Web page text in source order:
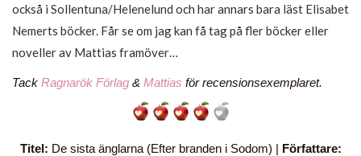
också i Sollentuna/Helenelund och har annars bara läst Elisabet
Nemerts böcker. Får se om jag kan få tag på fler böcker eller
noveller av Mattias framöver…
Tack Ragnarök Förlag & Mattias för recensionsexemplaret.
Titel: De sista änglarna (Efter branden i Sodom) | Författare: